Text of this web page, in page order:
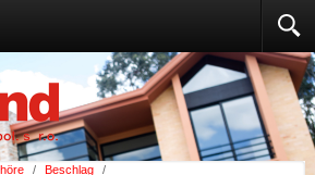
/ Beschlag
/